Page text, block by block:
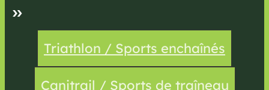
»
Triathlon / Sports enchaînés
Canitrail / Sports de traîneau